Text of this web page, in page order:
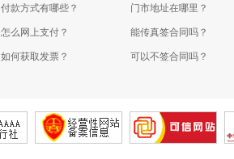
付款方式有哪些？
怎么网上支付？
如何获取发票？
门市地址在哪里？
能传真签合同吗？
可以不签合同吗？